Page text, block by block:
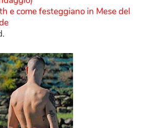
e come festeggiano in Mese del